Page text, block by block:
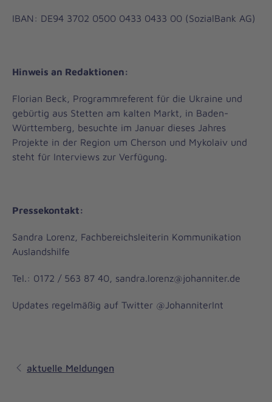
IBAN: DE94 3702 0500 0433 0433 00 (SozialBank AG)
Hinweis an Redaktionen:
Florian Beck, Programmreferent für die Ukraine und
gebürtig aus Stetten am kalten Markt, in Baden-
Württemberg, besuchte im Januar dieses Jahres
Projekte in der Region um Cherson und Mykolaiv und
steht für Interviews zur Verfügung.
Pressekontakt:
Sandra Lorenz, Fachbereichsleiterin Kommunikation
Auslandshilfe
Tel.: 0172 / 563 87 40, sandra.lorenz@johanniter.de
Updates regelmäßig auf Twitter @JohanniterInt
aktuelle Meldungen